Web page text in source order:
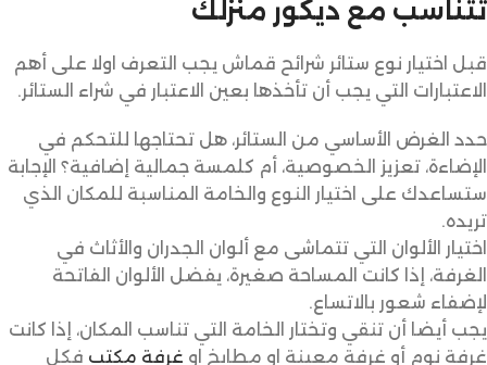
تتناسب مع ديكور منزلك
قبل اختيار نوع ستائر شرائح قماش يجب التعرف اولا على أهم
الاعتبارات التي يجب أن تأخذها بعين الاعتبار في شراء الستائر.
حدد الغرض الأساسي من الستائر، هل تحتاجها للتحكم في
الإضاءة، تعزيز الخصوصية، أم كلمسة جمالية إضافية؟ الإجابة
ستساعدك على اختيار النوع والخامة المناسبة للمكان الذي
تريده.
اختيار الألوان التي تتماشى مع ألوان الجدران والأثاث في
الغرفة، إذا كانت المساحة صغيرة، يفضل الألوان الفاتحة
لإضفاء شعور بالاتساع.
يجب أيضا أن تنقي وتختار الخامة التي تناسب المكان، إذا كانت
غرفة نوم أو غرفة معينة او مطابخ او غرفة مكتب فكل